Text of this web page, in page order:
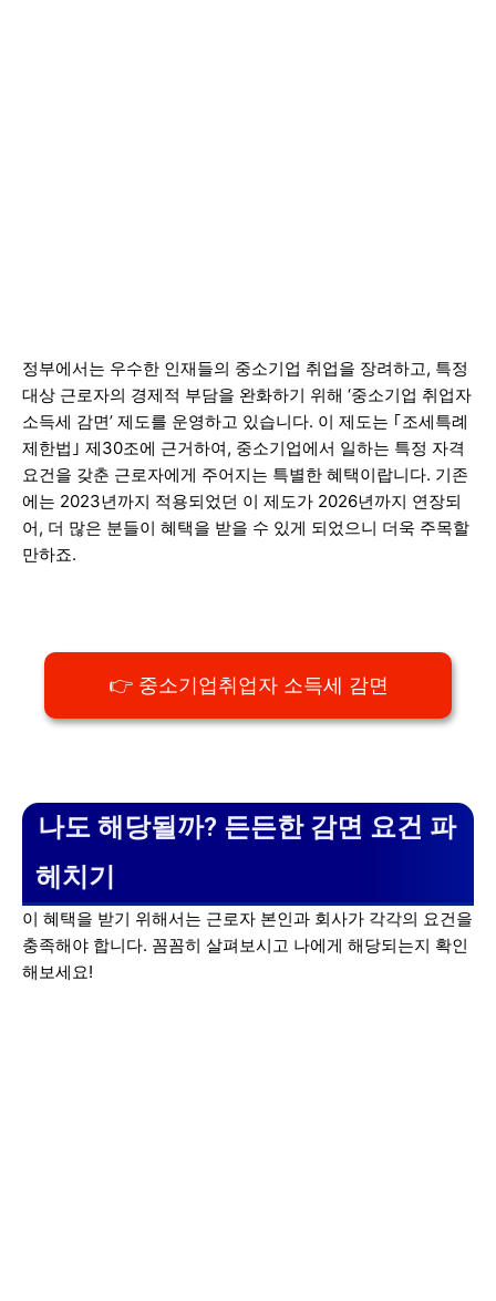
정부에서는 우수한 인재들의 중소기업 취업을 장려하고, 특정
대상 근로자의 경제적 부담을 완화하기 위해 ‘중소기업 취업자
소득세 감면’ 제도를 운영하고 있습니다. 이 제도는 ｢조세특례
제한법｣ 제30조에 근거하여, 중소기업에서 일하는 특정 자격
요건을 갖춘 근로자에게 주어지는 특별한 혜택이랍니다. 기존
에는 2023년까지 적용되었던 이 제도가 2026년까지 연장되
어, 더 많은 분들이 혜택을 받을 수 있게 되었으니 더욱 주목할
만하죠.
👉 중소기업취업자 소득세 감면
나도 해당될까? 든든한 감면 요건 파
헤치기
이 혜택을 받기 위해서는 근로자 본인과 회사가 각각의 요건을
충족해야 합니다. 꼼꼼히 살펴보시고 나에게 해당되는지 확인
해보세요!